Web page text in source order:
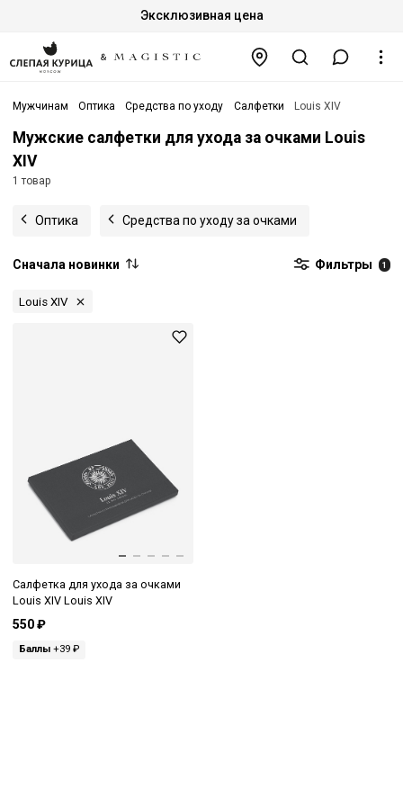
Эксклюзивная цена
Мужчинам Оптика Средства по уходу Салфетки Louis XIV
Мужские салфетки для ухода за очками Louis
XIV
1 товар
Оптика Средства по уходу за очками
Сначала новинки Фильтры 1
Louis XIV
Салфетка для ухода за очками
Louis XIV Louis XIV
550 ₽
Баллы +39 ₽